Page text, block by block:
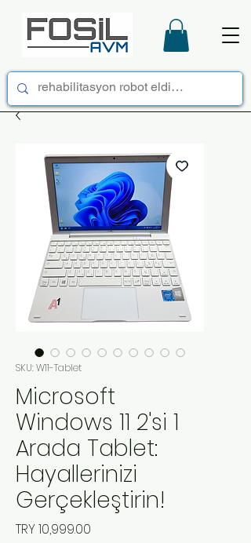
SKU: W11-Tablet
Microsoft
Windows 11 2'si 1
Arada Tablet:
Hayallerinizi
Gerçekleştirin!
TRY 10,999.00